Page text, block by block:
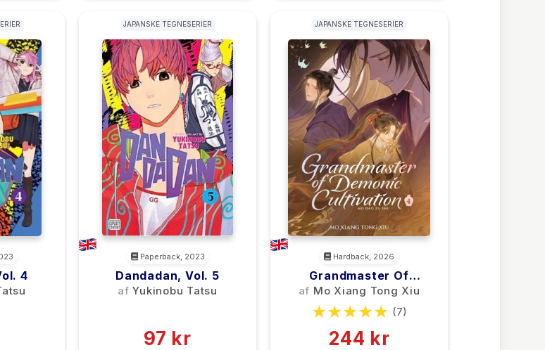
4
JAPANSKE TEGNESERIER
Paperback, 2023
Dandadan, Vol. 5
afYukinobu Tatsu
97 kr
JAPANSKE TEGNESERIER
Hardback, 2026
Grandmaster Of
Demonic Cultivation: Mo
Dao Zu Shi (Deluxe
Hardcover Novel) Vol. 4
af Mo Xiang Tong Xiu
(7)
244 kr